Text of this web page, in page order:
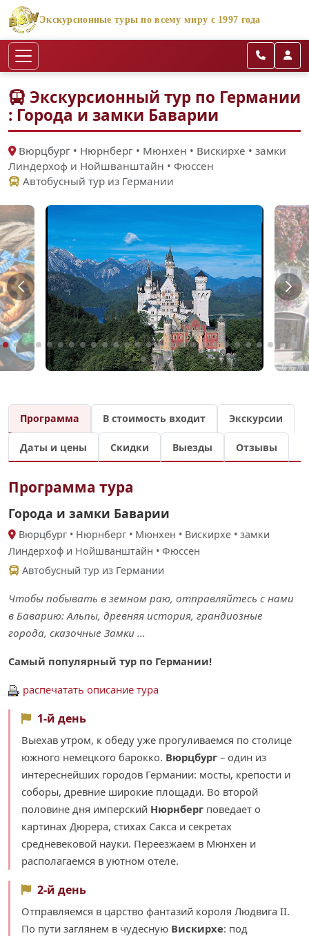
Экскурсионные туры по всему миру с 1997 года
Экскурсионный тур по Германии
: Города и замки Баварии
Вюрцбург • Нюрнберг • Мюнхен • Вискирхе • замки
Линдерхоф и Нойшванштайн • Фюссен
Автобусный тур из Германии
Программа В стоимость входит Экскурсии
Даты и цены Скидки Выезды Отзывы
Программа тура
Города и замки Баварии
Вюрцбург • Нюрнберг • Мюнхен • Вискирхе • замки
Линдерхоф и Нойшванштайн • Фюссен
Автобусный тур из Германии
Чтобы побывать в земном раю, отправляйтесь с нами
в Баварию: Альпы, древняя история, грандиозные
города, сказочные Замки ...
Самый популярный тур по Германии!
распечатать описание тура
1-й день
Выехав утром, к обеду уже прогуливаемся по столице
южного немецкого барокко. Вюрцбург – один из
интереснейших городов Германии: мосты, крепости и
соборы, древние широкие площади. Во второй
половине дня имперский Нюрнберг поведает о
картинах Дюрера, стихах Сакса и секретах
средневековой науки. Переезжаем в Мюнхен и
располагаемся в уютном отеле.
2-й день
Отправляемся в царство фантазий короля Людвига II.
По пути заглянем в чудесную Вискирхе: под